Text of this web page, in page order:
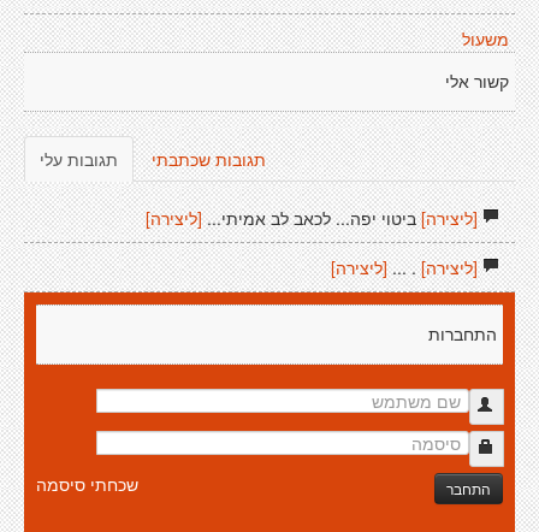
משעול
קשור אלי
תגובות עלי תגובות שכתבתי
[ליצירה]ביטוי יפה... לכאב לב אמיתי... [ליצירה]
[ליצירה]. ... [ליצירה]
התחברות
התחבר שכחתי סיסמה